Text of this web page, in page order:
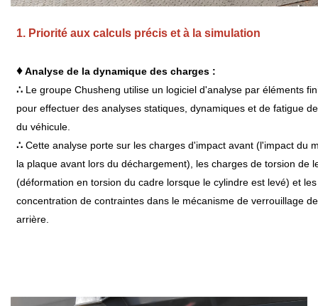
1. Priorité aux calculs précis et à la simulation
♦Analyse de la dynamique des charges :
∴ Le groupe Chusheng utilise un logiciel d'analyse par éléments
pour effectuer des analyses statiques, dynamiques et de fatigue
du véhicule.
∴Cette analyse porte sur les charges d'impact avant (l'impact du
la plaque avant lors du déchargement), les charges de torsion de
(déformation en torsion du cadre lorsque le cylindre est levé) et
concentration de contraintes dans le mécanisme de verrouillage
arrière.